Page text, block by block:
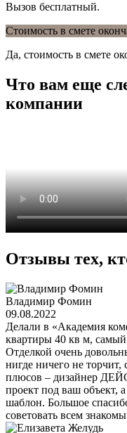
Вызов бесплатный.
Стоимость в смете
Да, стоимость в смете
Что вам еще
компании
Отзывы тех,
Владимир Фомин
09.08.2022
Делали в «Академия
квартиры 40 кв м,
Отделкой очень
нигде ничего не торчит,
плюсов – дизайнер
проект под ваш объект,
шаблон. Большое
советовать всем